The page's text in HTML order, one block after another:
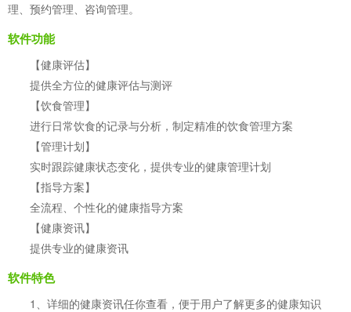
理、预约管理、咨询管理。
软件功能
【健康评估】
提供全方位的健康评估与测评
【饮食管理】
进行日常饮食的记录与分析，制定精准的饮食管理方案
【管理计划】
实时跟踪健康状态变化，提供专业的健康管理计划
【指导方案】
全流程、个性化的健康指导方案
【健康资讯】
提供专业的健康资讯
软件特色
1、详细的健康资讯任你查看，便于用户了解更多的健康知识